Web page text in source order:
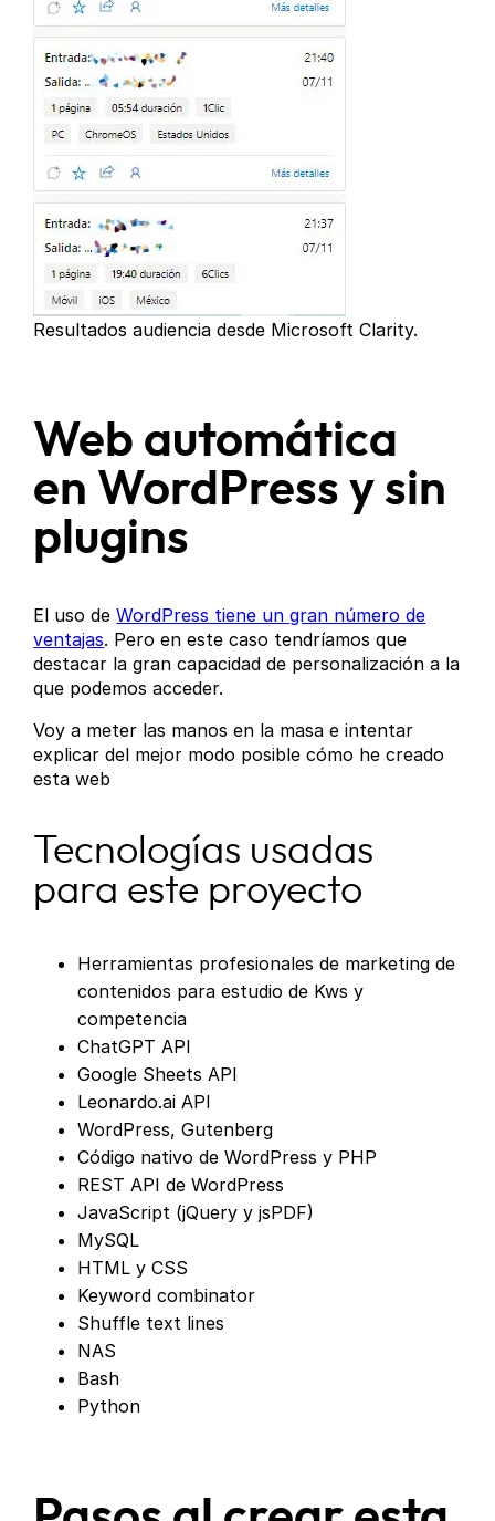
Resultados audiencia desde Microsoft Clarity.
Web automática
en WordPress y sin
plugins
El uso deWordPress tiene un gran número de
ventajas. Pero en este caso tendríamos que
destacar la gran capacidad de personalización a la
que podemos acceder.
Voy a meter las manos en la masa e intentar
explicar del mejor modo posible cómo he creado
esta web
Tecnologías usadas
para este proyecto
Herramientas profesionales de marketing de
contenidos para estudio de Kws y
competencia
ChatGPT API
Google Sheets API
Leonardo.ai API
WordPress, Gutenberg
Código nativo de WordPress y PHP
REST API de WordPress
JavaScript (jQuery y jsPDF)
MySQL
HTML y CSS
Keyword combinator
Shuffle text lines
NAS
Bash
Python